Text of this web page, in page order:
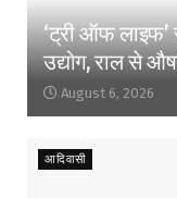
‘ट्री ऑफ लाइफ’
उद्योग, राल से
August 6, 2026
आदिवासी